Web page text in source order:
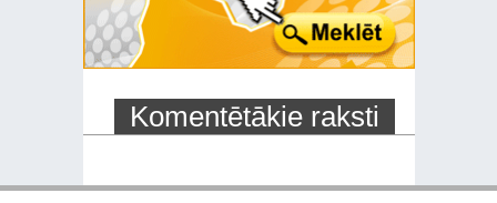
Komentētākie raksti